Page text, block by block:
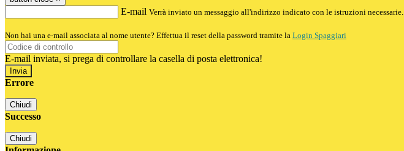
E-mail Verrà inviato un messaggio all'indirizzo indicato con le istruzioni necessarie.
Non hai una e-mail associata al nome utente? Effettua il reset della password tramite la Login Spaggiari
E-mail inviata, si prega di controllare la casella di posta elettronica!
Errore
Chiudi
Successo
Chiudi